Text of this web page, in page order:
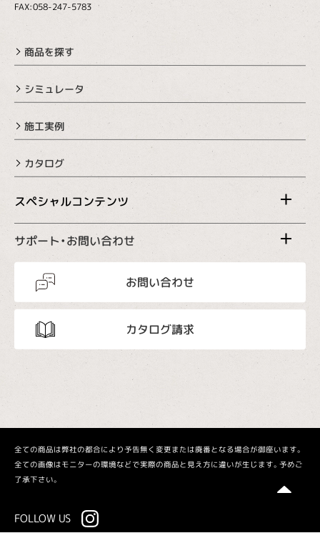
FAX:058-247-5783
商品を探す
シミュレータ
施工実例
カタログ
スペシャルコンテンツ
サポート・お問い合わせ
お問い合わせ
カタログ請求
全ての商品は弊社の都合により予告無く変更または廃番となる場合が御座います。
全ての画像はモニターの環境などで実際の商品と見え方に違いが生じます。予めご
了承下さい。
FOLLOW US